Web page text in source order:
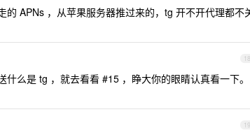
的 APNs ，从苹果服务器推过来的，tg 开不开代理都不
18
么是 tg ，就去看看 #15 ，睁大你的眼睛认真看一下。
19